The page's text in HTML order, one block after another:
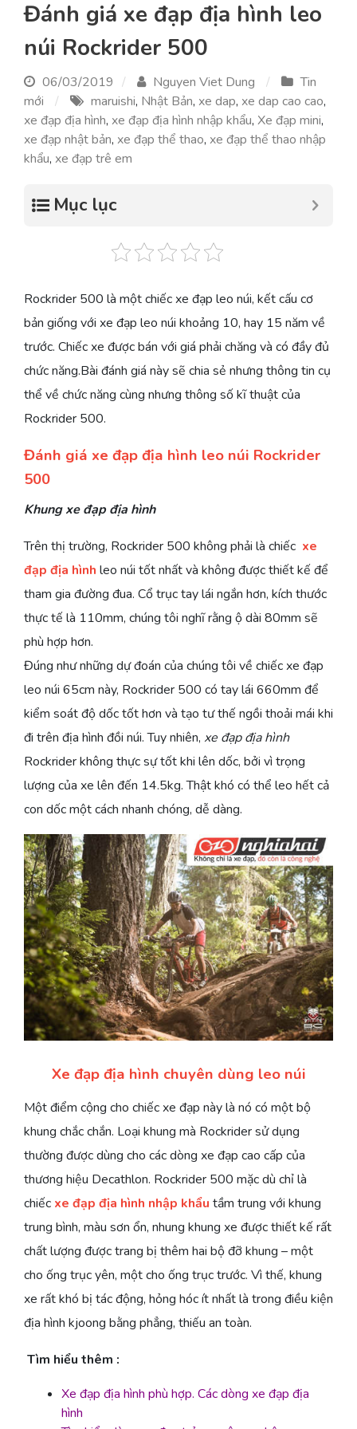
Đánh giá xe đạp địa hình leo
núi Rockrider 500
06/03/2019 Nguyen Viet Dung
Tin
mới
maruishi, Nhật Bản, xe dap, xe dap cao cao,
xe đạp địa hình, xe đạp địa hình nhập khẩu, Xe đạp mini,
xe đạp nhật bản, xe đạp thể thao, xe đạp thể thao nhập
khẩu, xe đạp trê em
Mục lục
Rockrider 500 là một chiếc xe đạp leo núi, kết cấu cơ
bản giống với xe đạp leo núi khoảng 10, hay 15 năm về
trước. Chiếc xe được bán với giá phải chăng và có đầy đủ
chức năng.Bài đánh giá này sẽ chia sẻ nhưng thông tin cụ
thể về chức năng cùng nhưng thông số kĩ thuật của
Rockrider 500.
Đánh giá xe đạp địa hình leo núi Rockrider
500
Khung xe đạp địa hình
Trên thị trường, Rockrider 500 không phải là chiếc xe
đạp địa hình leo núi tốt nhất và không được thiết kế để
tham gia đường đua. Cổ trục tay lái ngắn hơn, kích thước
thực tế là 110mm, chúng tôi nghĩ rằng ộ dài 80mm sẽ
phù hợp hơn.
Đúng như những dự đoán của chúng tôi về chiếc xe đạp
leo núi 65cm này, Rockrider 500 có tay lái 660mm để
kiểm soát độ dốc tốt hơn và tạo tư thế ngồi thoải mái khi
đi trên địa hình đồi núi. Tuy nhiên, xe đạp địa hình
Rockrider không thực sự tốt khi lên dốc, bởi vì trọng
lượng của xe lên đến 14.5kg. Thật khó có thể leo hết cả
con dốc một cách nhanh chóng, dễ dàng.
Xe đạp địa hình chuyên dùng leo núi
Một điểm cộng cho chiếc xe đạp này là nó có một bộ
khung chắc chắn. Loại khung mà Rockrider sử dụng
thường được dùng cho các dòng xe đạp cao cấp của
thương hiệu Decathlon. Rockrider 500 mặc dù chỉ là
chiếc xe đạp địa hình nhập khẩu tầm trung với khung
trung bình, màu sơn ổn, nhung khung xe được thiết kế rất
chất lượng được trang bị thêm hai bộ đỡ khung – một
cho ống trục yên, một cho ống trục trước. Vì thế, khung
xe rất khó bị tác động, hỏng hóc ít nhất là trong điều kiện
địa hình kjoong bằng phẳng, thiếu an toàn.
Tìm hiểu thêm :
Xe đạp địa hình phù hợp. Các dòng xe đạp địa
hình